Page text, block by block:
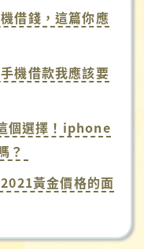
借錢，這篇你應
機借款我應該要
個選擇！iphone
？
黃金價格的面